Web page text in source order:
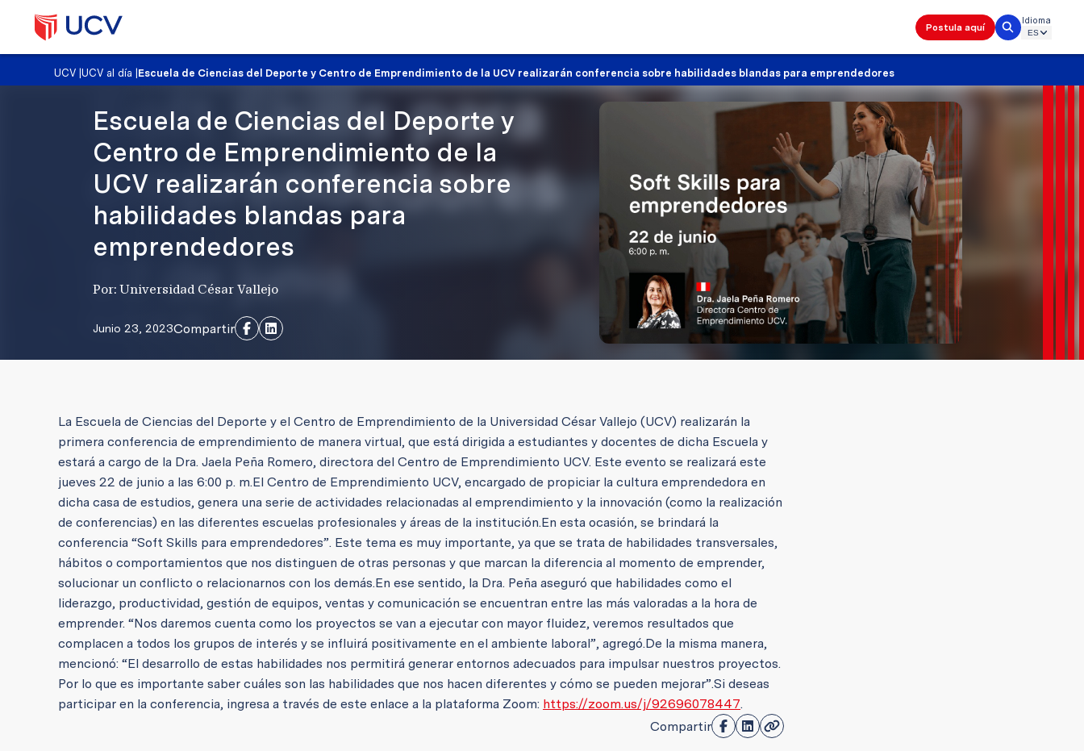
Postula aquí
Idioma
UCV |UCV al día Escuela de Ciencias del Deporte y Centro de Emprendimiento de la UCV realizarán conferencia sobre habilidades blandas para emprendedores
Escuela de Ciencias del Deporte y
Centro de Emprendimiento de la
UCV realizarán conferencia sobre
habilidades blandas para
emprendedores
Por: Universidad César Vallejo
Junio 23, 2023Compartir
La Escuela de Ciencias del Deporte y el Centro de Emprendimiento de la Universidad César Vallejo (UCV) realizarán la
primera conferencia de emprendimiento de manera virtual, que está dirigida a estudiantes y docentes de dicha Escuela y
estará a cargo de la Dra. Jaela Peña Romero, directora del Centro de Emprendimiento UCV. Este evento se realizará este
jueves 22 de junio a las 6:00 p. m.El Centro de Emprendimiento UCV, encargado de propiciar la cultura emprendedora en
dicha casa de estudios, genera una serie de actividades relacionadas al emprendimiento y la innovación (como la realización
de conferencias) en las diferentes escuelas profesionales y áreas de la institución.En esta ocasión, se brindará la
conferencia “Soft Skills para emprendedores”. Este tema es muy importante, ya que se trata de habilidades transversales,
hábitos o comportamientos que nos distinguen de otras personas y que marcan la diferencia al momento de emprender,
solucionar un conflicto o relacionarnos con los demás.En ese sentido, la Dra. Peña aseguró que habilidades como el
liderazgo, productividad, gestión de equipos, ventas y comunicación se encuentran entre las más valoradas a la hora de
emprender. “Nos daremos cuenta como los proyectos se van a ejecutar con mayor fluidez, veremos resultados que
complacen a todos los grupos de interés y se influirá positivamente en el ambiente laboral”, agregó.De la misma manera,
mencionó: “El desarrollo de estas habilidades nos permitirá generar entornos adecuados para impulsar nuestros proyectos.
Por lo que es importante saber cuáles son las habilidades que nos hacen diferentes y cómo se pueden mejorar”.Si deseas
participar en la conferencia, ingresa a través de este enlace a la plataforma Zoom: https://zoom.us/j/92696078447.
Compartir